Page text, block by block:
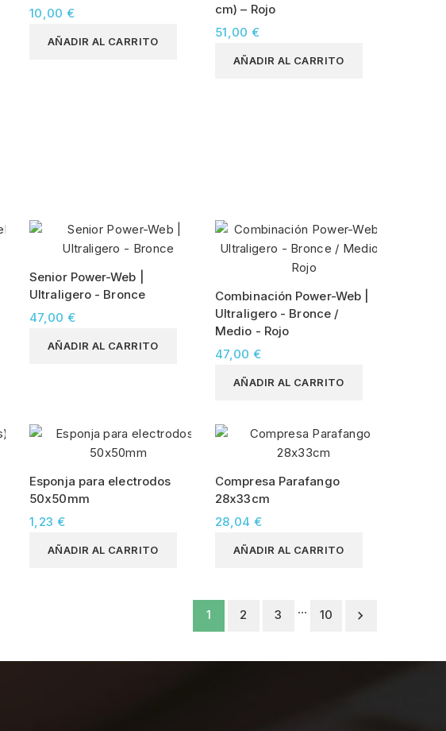
10,00 €
AÑADIR AL CARRITO
cm) – Rojo
51,00 €
AÑADIR AL CARRITO
Senior Power-Web |
Ultraligero - Bronce
47,00 €
AÑADIR AL CARRITO
Combinación Power-Web |
Ultraligero - Bronce /
Medio - Rojo
47,00 €
AÑADIR AL CARRITO
Esponja para electrodos
50x50mm
1,23 €
AÑADIR AL CARRITO
Compresa Parafango
28x33cm
28,04 €
AÑADIR AL CARRITO
1 2 3 … 10 